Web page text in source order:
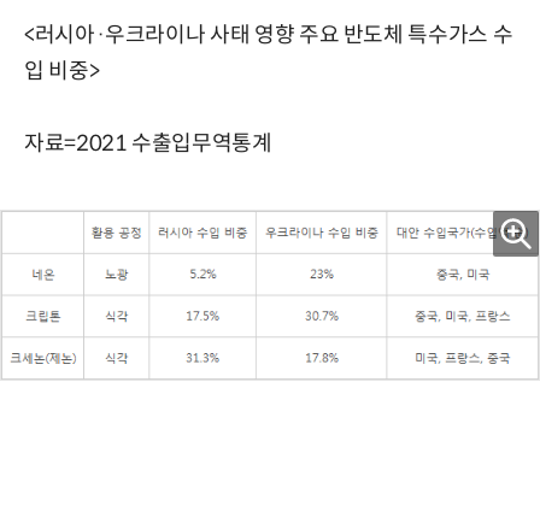
<러시아·우크라이나 사태 영향 주요 반도체 특수가스 수
입 비중>
자료=2021 수출입무역통계